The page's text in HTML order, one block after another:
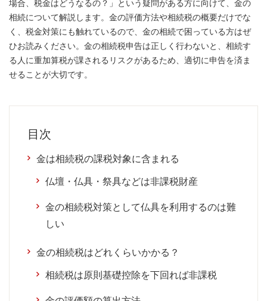
場合、税金はどうなるの？」という疑問がある方に向けて、金の
相続について解説します。金の評価方法や相続税の概要だけでな
く、税金対策にも触れているので、金の相続で困っている方はぜ
ひお読みください。金の相続税申告は正しく行わないと、相続す
る人に重加算税が課されるリスクがあるため、適切に申告を済ま
せることが大切です。
目次
金は相続税の課税対象に含まれる
仏壇・仏具・祭具などは非課税財産
金の相続税対策として仏具を利用するのは難
しい
金の相続税はどれくらいかかる？
相続税は原則基礎控除を下回れば非課税